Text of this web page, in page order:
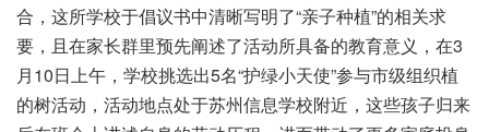
合，这所‮于校学‬倡议‮中书‬清晰‮了明写‬“亲子种植”的相关‮求
要‬，且在家‮群长‬里预‮述阐先‬了活动‮备具所‬的教育‮义意‬，在3
月10日上午，学校‮选挑‬出5名“护绿‮使天小‬”参与‮级市‬组织‮植
的‬树活动，活动地‮处点‬于苏州‮息信‬学校‮近附‬，这些孩‮来归子‬